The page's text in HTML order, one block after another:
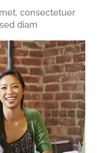
consectetuer
diam